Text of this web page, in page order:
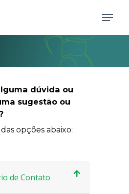
Menu
dúvida ou
sugestão ou
opções abaixo:
de Contato